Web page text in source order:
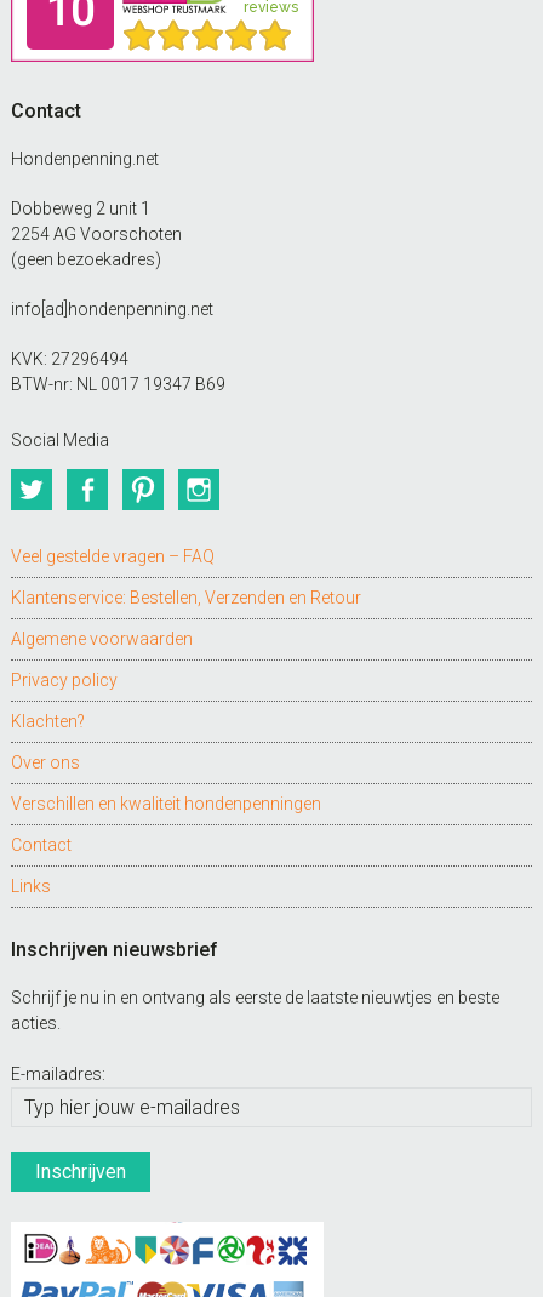
Contact
Hondenpenning.net
Dobbeweg 2 unit 1
2254 AG Voorschoten
(geen bezoekadres)
info[ad]hondenpenning.net
KVK: 27296494
BTW-nr: NL 0017 19347 B69
Social Media
TwitterFacebookPinterest
Veel gestelde vragen – FAQ
Klantenservice: Bestellen, Verzenden en Retour
Algemene voorwaarden
Privacy policy
Klachten?
Over ons
Verschillen en kwaliteit hondenpenningen
Contact
Links
Inschrijven nieuwsbrief
Schrijf je nu in en ontvang als eerste de laatste nieuwtjes en beste
acties.
E-mailadres: